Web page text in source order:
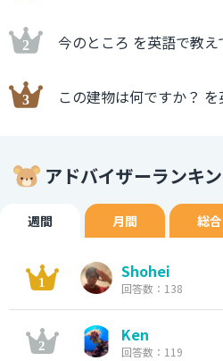
今のところ を英語で教え
この建物は何ですか？
アドバイザーランキ
週間 月間 総合
Shohei
回答数：138
Ken
回答数：119